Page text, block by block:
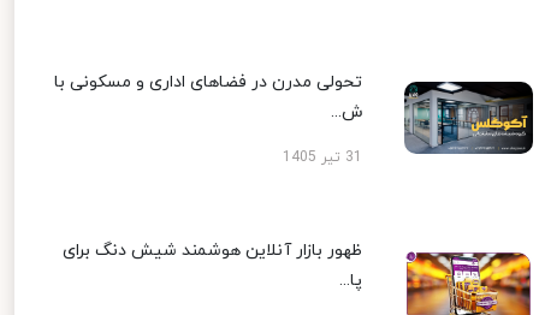
تحولی مدرن در فضاهای اداری و مسکونی با
ش...
ظهور بازار آنلاین هوشمند شیش دنگ برای
پا...